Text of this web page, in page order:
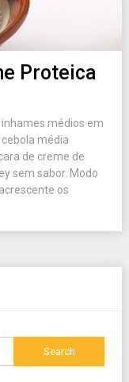
Proteica
médios em
média
de creme de
sem sabor. Modo
os